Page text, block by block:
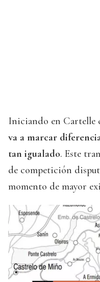
Iniciando en Cartelle
va a marcar
tan igualado. Este
de competición
momento de mayor